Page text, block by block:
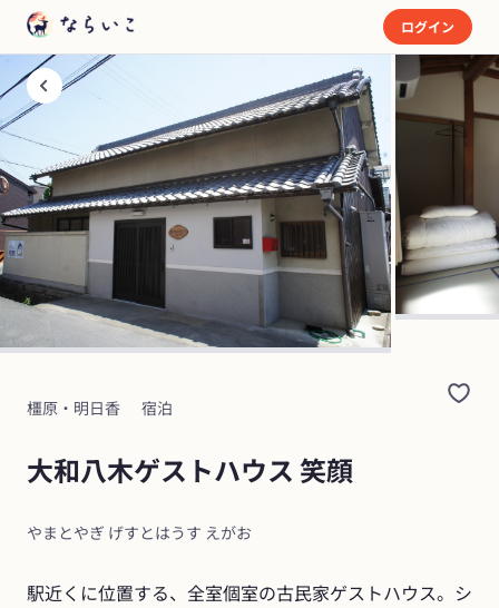
ログイン
橿原・明日香 宿泊
大和八木ゲストハウス 笑顔
やまとやぎ げすとはうす えがお
駅近くに位置する、全室個室の古民家ゲストハウス。シ